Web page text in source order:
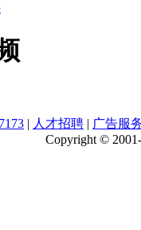
| 人才招聘 | 广告服
Copyright ©